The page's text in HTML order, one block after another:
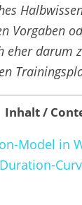
Vorgaben
eher darum
Inhalt /
Model in